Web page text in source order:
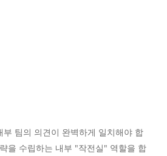
팀의 의견이 완벽하게 일치해야 합
을 수립하는 내부 "작전실" 역할을 합